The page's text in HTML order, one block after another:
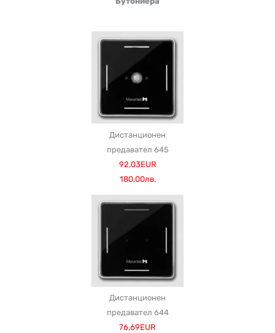
Дистанционен
предавател 645
92,03EUR
180,00лв.
Дистанционен
предавател 644
76,69EUR